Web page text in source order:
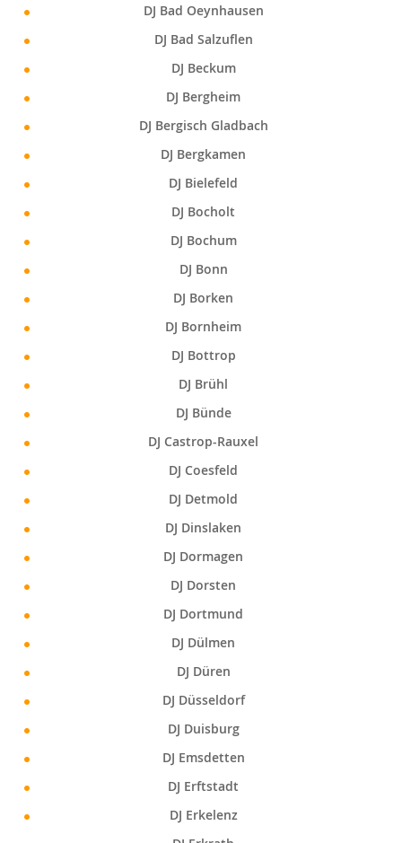
DJ Bad Oeynhausen
DJ Bad Salzuflen
DJ Beckum
DJ Bergheim
DJ Bergisch Gladbach
DJ Bergkamen
DJ Bielefeld
DJ Bocholt
DJ Bochum
DJ Bonn
DJ Borken
DJ Bornheim
DJ Bottrop
DJ Brühl
DJ Bünde
DJ Castrop-Rauxel
DJ Coesfeld
DJ Detmold
DJ Dinslaken
DJ Dormagen
DJ Dorsten
DJ Dortmund
DJ Dülmen
DJ Düren
DJ Düsseldorf
DJ Duisburg
DJ Emsdetten
DJ Erftstadt
DJ Erkelenz